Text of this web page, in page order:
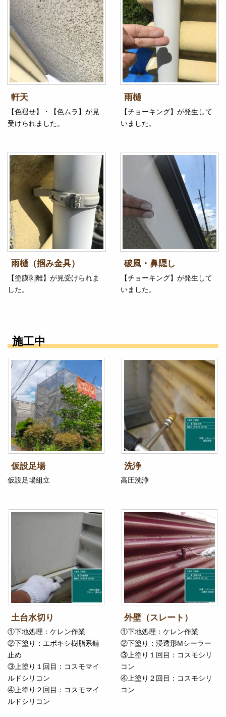
軒天
【色褪せ】・【色ムラ】が見
受けられました。
雨樋
【チョーキング】が発生して
いました。
雨樋（掴み金具）
【塗膜剥離】が見受けられま
した。
破風・鼻隠し
【チョーキング】が発生して
いました。
施工中
仮設足場
仮設足場組立
洗浄
高圧洗浄
土台水切り
①下地処理：ケレン作業
②下塗り：エポキシ樹脂系錆
止め
③上塗り１回目：コスモマイ
ルドシリコン
④上塗り２回目：コスモマイ
ルドシリコン
外壁（スレート）
①下地処理：ケレン作業
②下塗り：浸透形Mシーラー
③上塗り１回目：コスモシリ
コン
④上塗り２回目：コスモシリ
コン